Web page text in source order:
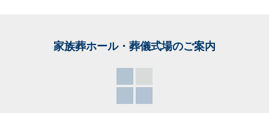
家族葬ホール・葬儀式場のご案内